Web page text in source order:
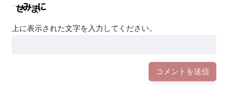
上に表示された文字を入力してください。